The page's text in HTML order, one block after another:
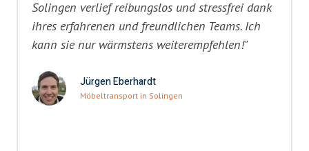
Solingen verlief reibungslos und stressfrei dank
ihres erfahrenen und freundlichen Teams. Ich
kann sie nur wärmstens weiterempfehlen!"
Jürgen Eberhardt
Möbeltransport in Solingen